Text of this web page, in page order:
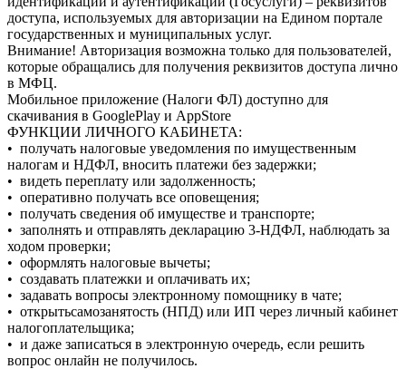
доступа, используемых для авторизации на Едином портале
государственных и муниципальных услуг.
Внимание! Авторизация возможна только для пользователей,
которые обращались для получения реквизитов доступа лично
в МФЦ.
Мобильное приложение (Налоги ФЛ) доступно для
скачивания в GooglePlay и AppStore
ФУНКЦИИ ЛИЧНОГО КАБИНЕТА:
• получать налоговые уведомления по имущественным
налогам и НДФЛ, вносить платежи без задержки;
• видеть переплату или задолженность;
• оперативно получать все оповещения;
• получать сведения об имуществе и транспорте;
• заполнять и отправлять декларацию 3-НДФЛ, наблюдать за
ходом проверки;
• оформлять налоговые вычеты;
• создавать платежки и оплачивать их;
• задавать вопросы электронному помощнику в чате;
• открытьсамозанятость (НПД) или ИП через личный кабинет
налогоплательщика;
• и даже записаться в электронную очередь, если решить
вопрос онлайн не получилось.